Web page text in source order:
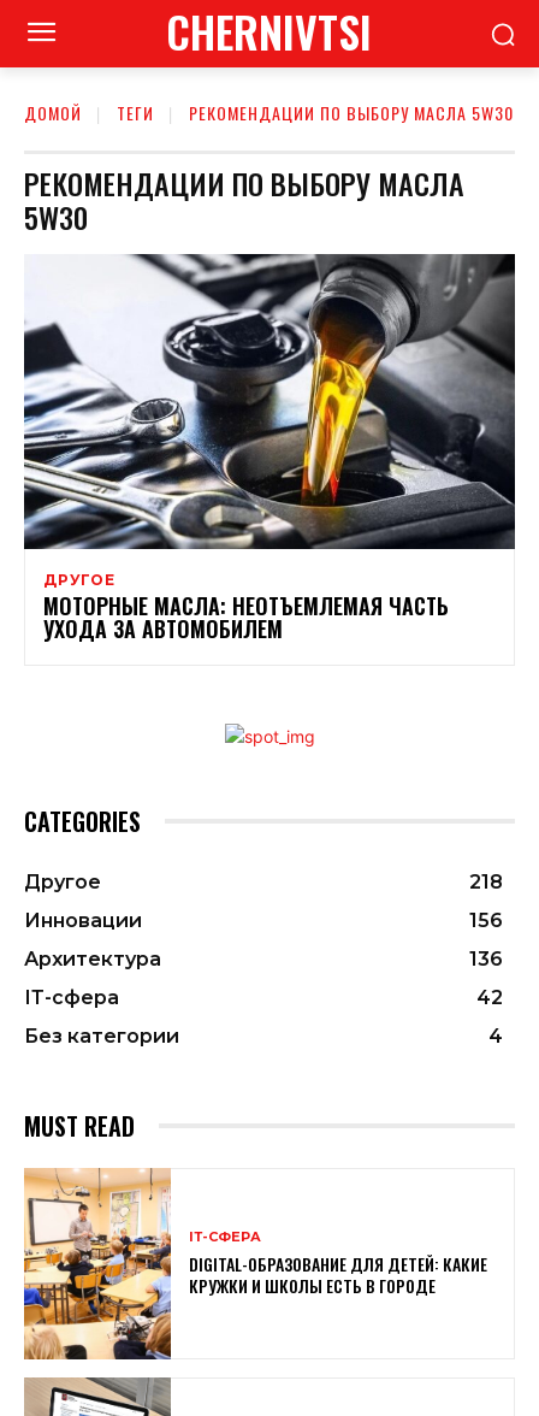
CHERNIVTSI
ДОМОЙ ТЕГИ РЕКОМЕНДАЦИИ ПО ВЫБОРУ МАСЛА 5W30
РЕКОМЕНДАЦИИ ПО ВЫБОРУ МАСЛА
5W30
ДРУГОЕ
МОТОРНЫЕ МАСЛА: НЕОТЪЕМЛЕМАЯ ЧАСТЬ
УХОДА ЗА АВТОМОБИЛЕМ
CATEGORIES
Другое
218
Инновации
156
Архитектура
136
ІТ-сфера
42
Без категории
4
MUST READ
ІТ-СФЕРА
DIGITAL-ОБРАЗОВАНИЕ ДЛЯ ДЕТЕЙ: КАКИЕ
КРУЖКИ И ШКОЛЫ ЕСТЬ В ГОРОДЕ